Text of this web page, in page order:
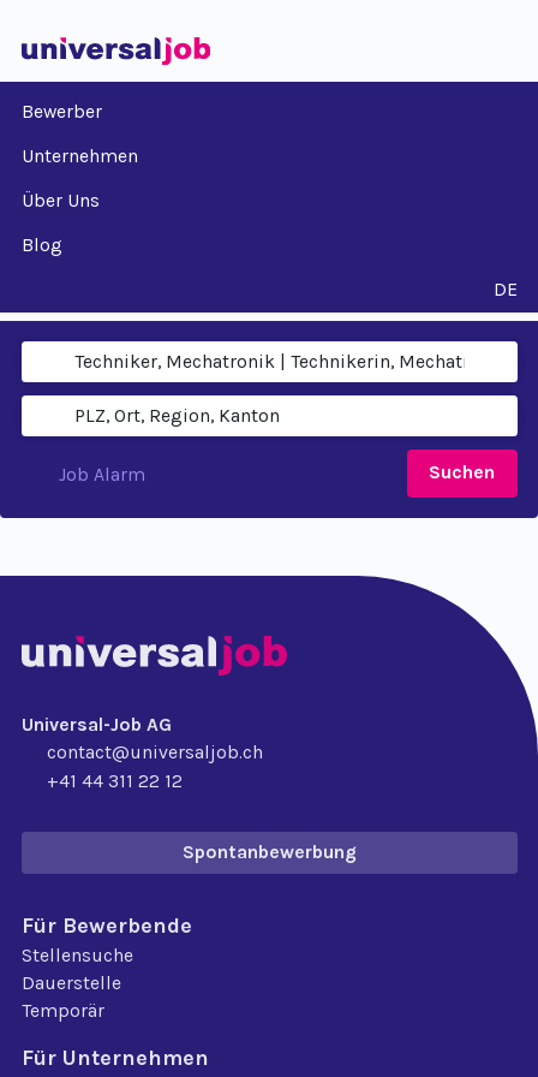
Bewerber
Unternehmen
Über Uns
Blog
DE
Suchen
Job Alarm
Universal-Job AG
contact@universaljob.ch
+41 44 311 22 12
Spontanbewerbung
Für Bewerbende
Stellensuche
Dauerstelle
Temporär
Für Unternehmen